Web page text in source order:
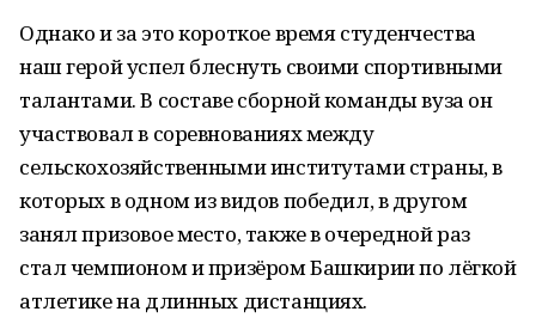
Однако и за это короткое время студенчества
наш герой успел блеснуть своими спортивными
талантами. В составе сборной команды вуза он
участвовал в соревнованиях между
сельскохозяйственными институтами страны, в
которых в одном из видов победил, в другом
занял призовое место, также в очередной раз
стал чемпионом и призёром Башкирии по лёгкой
атлетике на длинных дистанциях.